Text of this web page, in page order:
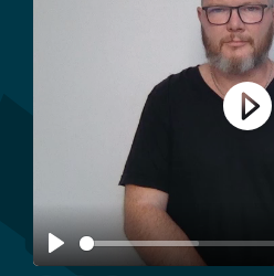
Play
Play